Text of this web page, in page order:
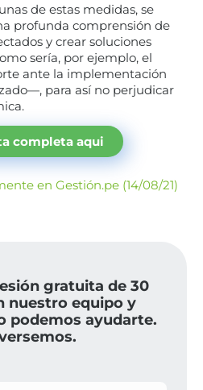
de estas medidas, se
profunda comprensión de
y crear soluciones
sería, por ejemplo, el
ante la implementación
para así no perjudicar
completa aqui
en Gestión.pe (14/08/21)
gratuita de 30
nuestro equipo y
podemos ayudarte.